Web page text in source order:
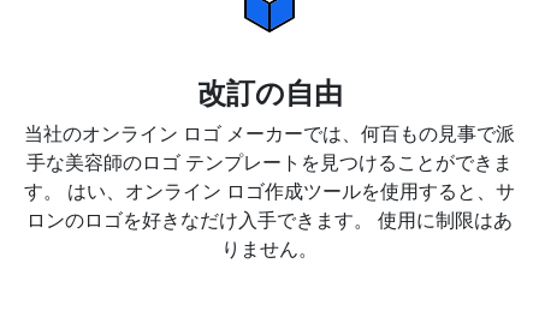
改訂の自由
当社のオンライン ロゴ メーカーでは、何百もの見事で派
手な美容師のロゴ テンプレートを見つけることができま
す。 はい、オンライン ロゴ作成ツールを使用すると、サ
ロンのロゴを好きなだけ入手できます。 使用に制限はあ
りません。